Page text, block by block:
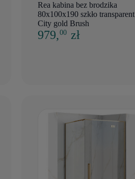
Rea kabina bez brodzika
80x100x190 szkło transparent
City gold Brush
979,00 zł